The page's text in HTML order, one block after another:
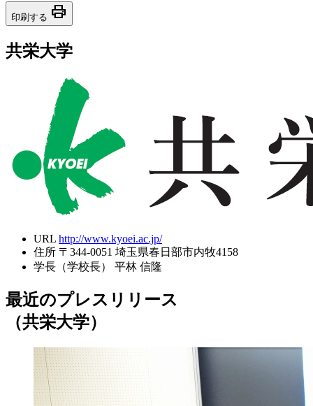
印刷する print
共栄大学
URL http://www.kyoei.ac.jp/
住所 〒344-0051 埼玉県春日部市内牧4158
学長（学校長）
平林 信隆
最近のプレスリリース
（共栄大学）